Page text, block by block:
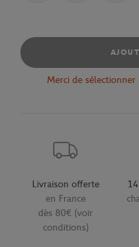
Merci de
Livraison offerte
en France
dès 80€ (voir
conditions)